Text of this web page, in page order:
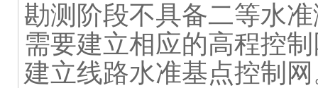
勘测阶段不具备二等水
需要建立相应的高程控
建立线路水准基点控制